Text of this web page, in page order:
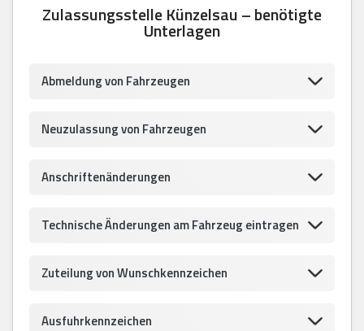
Zulassungsstelle Künzelsau – benötigte
Unterlagen
Abmeldung von Fahrzeugen
Neuzulassung von Fahrzeugen
Anschriftenänderungen
Technische Änderungen am Fahrzeug eintragen
Zuteilung von Wunschkennzeichen
Ausfuhrkennzeichen